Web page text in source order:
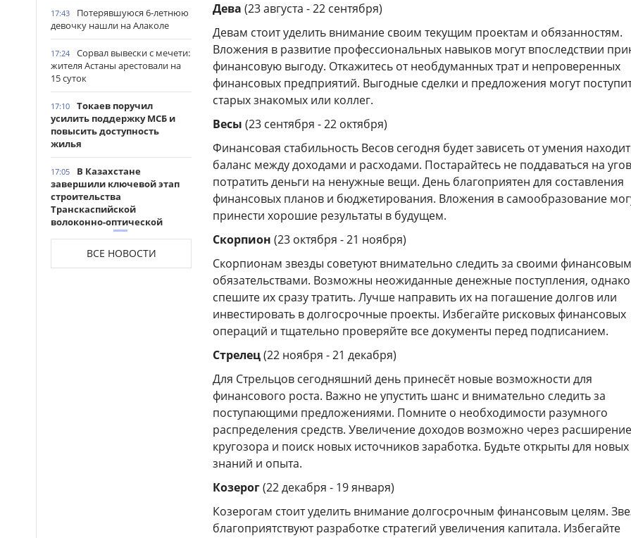
17:43
Потерявшуюся 6-летнюю
девочку нашли на Алаколе
17:24
Сорвал вывески с мечети:
жителя Астаны арестовали на
15 суток
17:10
Токаев поручил
усилить поддержку МСБ и
повысить доступность
жилья
17:05
В Казахстане
завершили ключевой этап
строительства
Транскаспийской
волоконно-оптической
ВСЕ НОВОСТИ
Дева (23 августа - 22 сентября)
Девам стоит уделить внимание своим текущим проектам и обязанностям.
Вложения в развитие профессиональных навыков могут впоследствии
финансовую выгоду. Откажитесь от необдуманных трат и непроверенных
финансовых предприятий. Выгодные сделки и предложения могут
старых знакомых или коллег.
Весы (23 сентября - 22 октября)
Финансовая стабильность Весов сегодня будет зависеть от умения
баланс между доходами и расходами. Постарайтесь не поддаваться на
потратить деньги на ненужные вещи. День благоприятен для составления
финансовых планов и бюджетирования. Вложения в самообразование
принести хорошие результаты в будущем.
Скорпион (23 октября - 21 ноября)
Скорпионам звезды советуют внимательно следить за своими
обязательствами. Возможны неожиданные денежные поступления,
спешите их сразу тратить. Лучше направить их на погашение долгов или
инвестировать в долгосрочные проекты. Избегайте рисковых финансовых
операций и тщательно проверяйте все документы перед подписанием.
Стрелец(22 ноября - 21 декабря)
Для Стрельцов сегодняшний день принесёт новые возможности для
финансового роста. Важно не упустить шанс и внимательно следить за
поступающими предложениями. Помните о необходимости разумного
распределения средств. Увеличение доходов возможно через расширение
кругозора и поиск новых источников заработка. Будьте открыты для новых
знаний и опыта.
Козерог(22 декабря - 19 января)
Козерогам стоит уделить внимание долгосрочным финансовым целям.
благоприятствуют разработке стратегий увеличения капитала. Избегайте